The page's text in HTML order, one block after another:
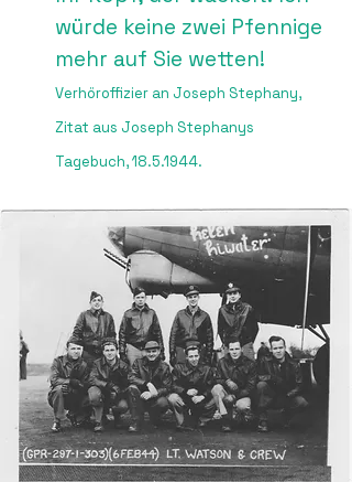
würde keine zwei Pfennige
mehr auf Sie wetten!
Verhöroffizier an Joseph Stephany,
Zitat aus Joseph Stephanys
Tagebuch,18.5.1944.